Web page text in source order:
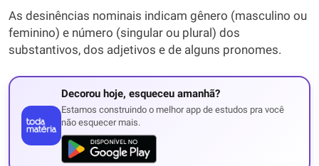
As desinências nominais indicam gênero (masculino ou
feminino) e número (singular ou plural) dos
substantivos, dos adjetivos e de alguns pronomes.
Decorou hoje, esqueceu amanhã?
Estamos construindo o melhor app de estudos pra você
não esquecer mais.